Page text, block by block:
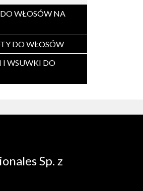
WŁOSÓW NA
DO WŁOSÓW
I WSUWKI DO
Sp. z